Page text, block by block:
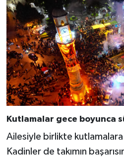
Kutlamalar gece boyunca
Ailesiyle birlikte kutlamalara
Kadinler de takımın